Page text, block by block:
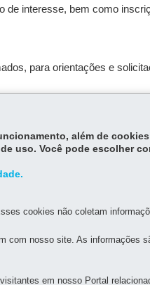
interesse, bem como
para orientações e
DO SITE DENUNCIE
além de
uso. Você pode escolher
cookies não coletam
com nosso site. As informações
em nosso Portal